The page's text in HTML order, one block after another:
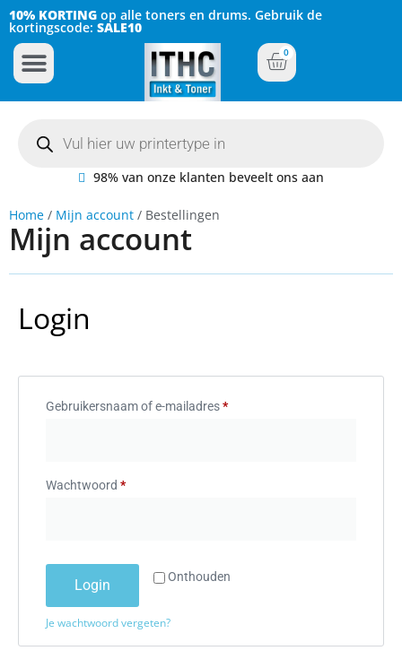
10% KORTING op alle toners en drums. Gebruik de
kortingscode: SALE10
0
98% van onze klanten beveelt ons aan
Home / Mijn account / Bestellingen
Mijn account
Login
Gebruikersnaam of e-mailadres*
Wachtwoord *
Onthouden
Login
Je wachtwoord vergeten?